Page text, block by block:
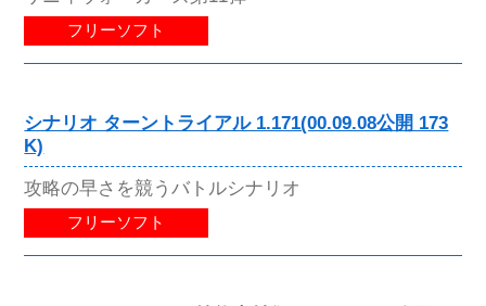
フリーソフト
シナリオ ターントライアル 1.171(00.09.08公開 173
K)
攻略の早さを競うバトルシナリオ
フリーソフト